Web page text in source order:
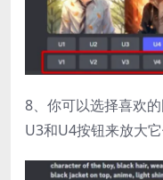
8、你可以选择喜欢
U3和U4按钮来放大它